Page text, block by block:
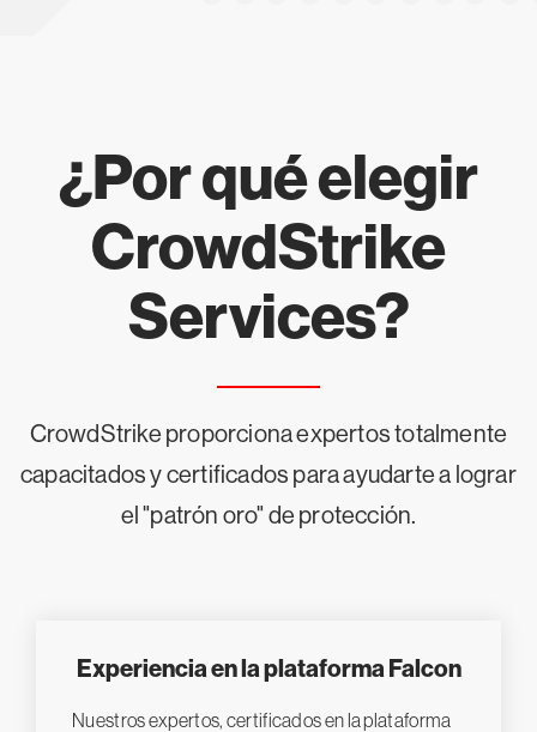
¿Por qué elegir
CrowdStrike
Services?
CrowdStrike proporciona expertos totalmente
capacitados y certificados para ayudarte a lograr
el "patrón oro" de protección.
Experiencia en la plataforma Falcon
Nuestros expertos, certificados en la plataforma